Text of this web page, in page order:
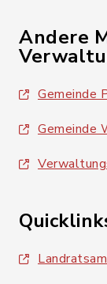
Andere
Gemeinde
Gemeinde